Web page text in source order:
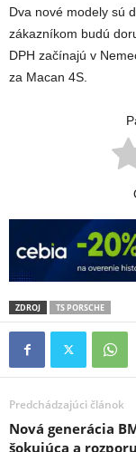
Dva nové modely sú
zákazníkom budú
DPH začínajú v
za Macan 4S.
ZDROJ TS PORSCHE
Predchádzajúci článok
Nová generácia
šokujúca a